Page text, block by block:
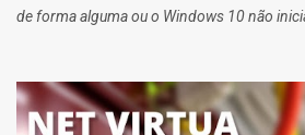
de forma alguma ou o Windows 10 não
usar o pendrive de instalação do sistema ou
do Windows 10.